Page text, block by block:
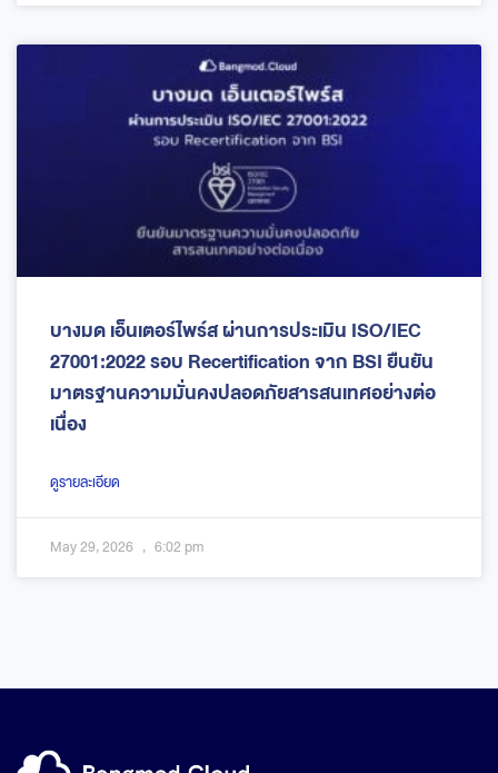
บางมด เอ็นเตอร์ไพร์ส ผ่านการประเมิน ISO/IEC
27001:2022 รอบ Recertification จาก BSI ยืนยัน
มาตรฐานความมั่นคงปลอดภัยสารสนเทศอย่างต่อ
เนื่อง
ดูรายละเอียด
May 29, 2026 6:02 pm